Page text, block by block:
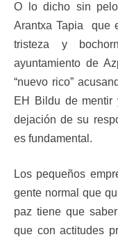
O lo dicho sin
Arantxa Tapia que
tristeza y
ayuntamiento de
“nuevo rico”
EH Bildu de mentir
dejación de su
es fundamental.
Los pequeños
gente normal que
paz tiene que
que con actitudes